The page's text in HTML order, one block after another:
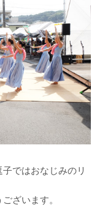
ではおなじみのリ
ざいます。